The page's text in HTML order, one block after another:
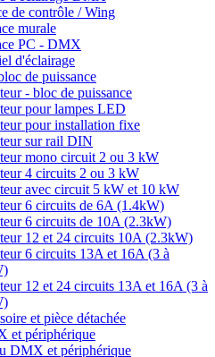
de contrôle / Wing
murale
PC - DMX
d'éclairage
de puissance
- bloc de puissance
pour lampes LED
pour installation fixe
sur rail DIN
mono circuit 2 ou 3 kW
4 circuits 2 ou 3 kW
avec circuit 5 kW et 10 kW
6 circuits de 6A (1.4kW)
6 circuits de 10A (2.3kW)
12 et 24 circuits 10A (2.3kW)
6 circuits 13A et 16A (3 à
12 et 24 circuits 13A et 16A (3 à
et pièce détachée
et périphérique
DMX et périphérique